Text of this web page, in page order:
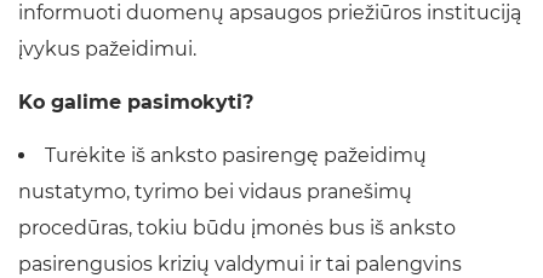
informuoti duomenų apsaugos priežiūros instituciją
įvykus pažeidimui.
Ko galime pasimokyti?
Turėkite iš anksto pasirengę pažeidimų
nustatymo, tyrimo bei vidaus pranešimų
procedūras, tokiu būdu įmonės bus iš anksto
pasirengusios krizių valdymui ir tai palengvins